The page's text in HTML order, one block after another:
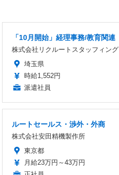
「10月開始」経理事務/教育関連
株式会社リクルートスタッフィング
埼玉県
時給1,552円
派遣社員
ルートセールス・渉外・外商
株式会社安田精機製作所
東京都
月給23万円～43万円